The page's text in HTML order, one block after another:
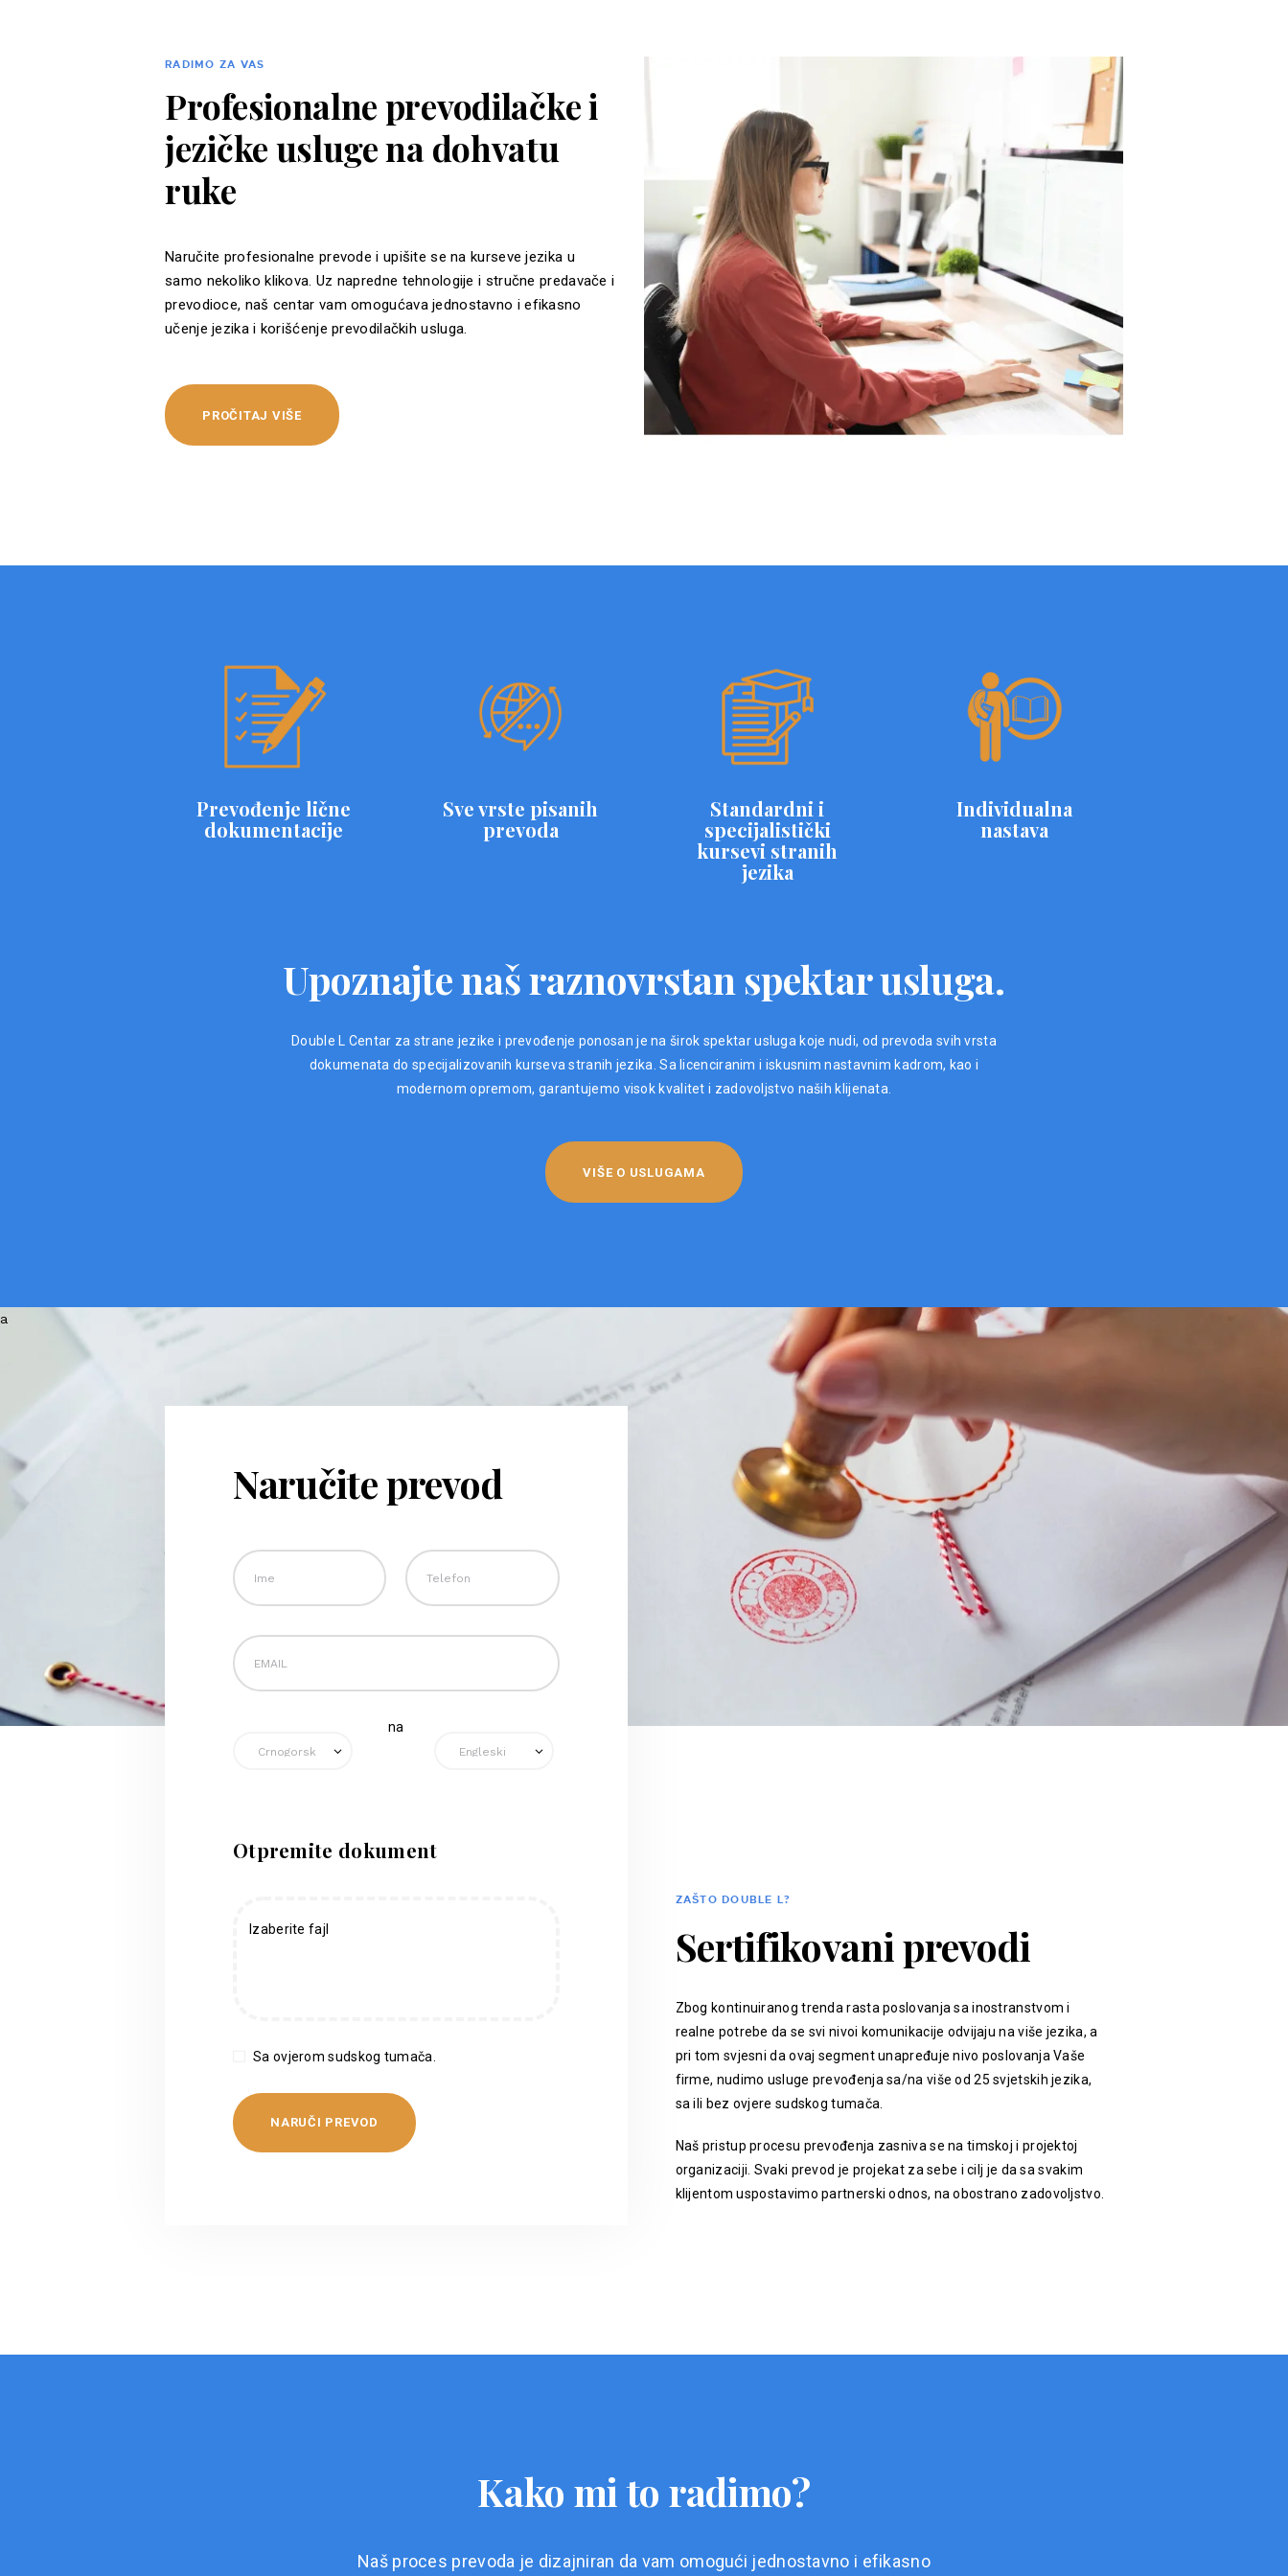
RADIMO ZA VAS
Profesionalne prevodilačke i
jezičke usluge na dohvatu
ruke
Naručite profesionalne prevode i upišite se na kurseve jezika u
samo nekoliko klikova. Uz napredne tehnologije i stručne predavače i
prevodioce, naš centar vam omogućava jednostavno i efikasno
učenje jezika i korišćenje prevodilačkih usluga.
PROČITAJ VIŠE
Prevođenje lične
dokumentacije
Sve vrste pisanih
prevoda
Standardni i
specijalistički
kursevi stranih
jezika
Individualna
nastava
Upoznajte naš raznovrstan spektar usluga.
Double L Centar za strane jezike i prevođenje ponosan je na širok spektar usluga koje nudi, od prevoda svih vrsta
dokumenata do specijalizovanih kurseva stranih jezika. Sa licenciranim i iskusnim nastavnim kadrom, kao i
modernom opremom, garantujemo visok kvalitet i zadovoljstvo naših klijenata.
VIŠE O USLUGAMA
Naručite prevod
na
Otpremite dokument
Izaberite fajl
Sa ovjerom sudskog tumača.
ZAŠTO DOUBLE L?
Sertifikovani prevodi
Zbog kontinuiranog trenda rasta poslovanja sa inostranstvom i
realne potrebe da se svi nivoi komunikacije odvijaju na više jezika, a
pri tom svjesni da ovaj segment unapređuje nivo poslovanja Vaše
firme, nudimo usluge prevođenja sa/na više od 25 svjetskih jezika,
sa ili bez ovjere sudskog tumača.
Naš pristup procesu prevođenja zasniva se na timskoj i projektoj
organizaciji. Svaki prevod je projekat za sebe i cilj je da sa svakim
klijentom uspostavimo partnerski odnos, na obostrano zadovoljstvo.
Kako mi to radimo?
Naš proces prevoda je dizajniran da vam omogući jednostavno i efikasno